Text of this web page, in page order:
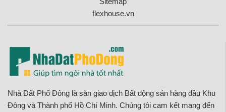
flexhouse.vn
Nhà Đất Phố Đông là sàn giao dịch Bất động sản hàng đầu Khu
Đông và Thành phố Hồ Chí Minh. Chúng tôi cam kết mang đến